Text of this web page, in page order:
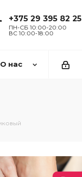
+375 29 395 82 25
ПН-СБ 10:00-20:00
ВС 10:00-18:00
О нас